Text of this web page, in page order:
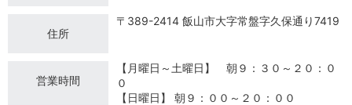
住所
〒389-2414 飯山市大字常盤字久保通り7419
営業時間
【月曜日～土曜日】 朝９：３０～２０：０
０
【日曜日】 朝９：００～２０：００